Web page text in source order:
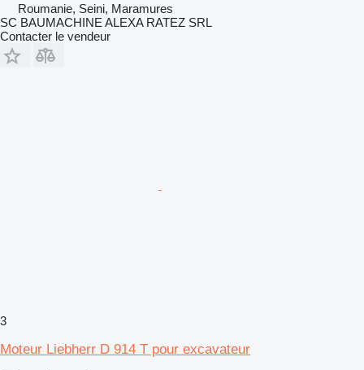
Roumanie, Seini, Maramures
SC BAUMACHINE ALEXA RATEZ SRL
Contacter le vendeur
3
Moteur Liebherr D 914 T pour excavateur